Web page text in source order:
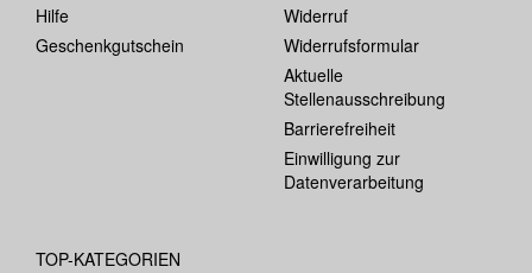
Hilfe
Geschenkgutschein
Widerruf
Widerrufsformular
Aktuelle
Stellenausschreibung
Barrierefreiheit
Einwilligung zur
Datenverarbeitung
TOP-KATEGORIEN